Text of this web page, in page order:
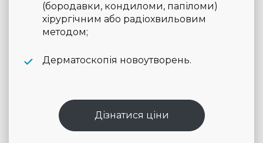
(бородавки, кондиломи, папіломи)
хірургічним або радіохвильовим
методом;
Дерматоскопія новоутворень.
Дізнатися ціни